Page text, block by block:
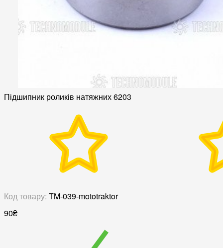
Підшипник роликів натяжних 6203
Код товару: TM-039-mototraktor
90₴